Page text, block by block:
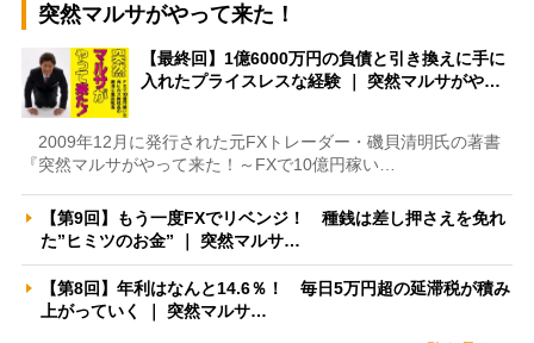
突然マルサがやって来た！
【最終回】1億6000万円の負債と引き換えに手に
入れたプライスレスな経験 ｜ 突然マルサがや…
2009年12月に発行された元FXトレーダー・磯貝清明氏の著書
『突然マルサがやって来た！～FXで10億円稼い…
【第9回】もう一度FXでリベンジ！ 種銭は差し押さえを免れ
た”ヒミツのお金” ｜ 突然マルサ…
【第8回】年利はなんと14.6％！ 毎日5万円超の延滞税が積み
上がっていく ｜ 突然マルサ…